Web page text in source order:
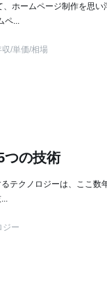
ホームページ制作を思い
...
収/単価/相場
つの技術
テクノロジーは、ここ数
ジー